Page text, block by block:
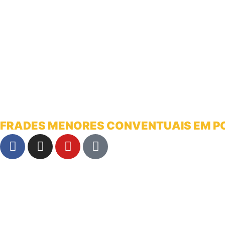
FRADES MENORES CONVENTUAIS EM